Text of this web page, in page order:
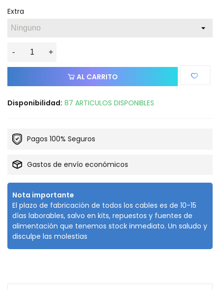
Extra
- +
AL CARRITO
Disponibilidad: 87 ARTICULOS DISPONIBLES
Pagos 100% Seguros
Gastos de envío económicos
Nota importante
El plazo de fabricación de todos los cables es de 10-15
días laborables, salvo en kits, repuestos y fuentes de
alimentación que tenemos stock inmediato. Un saludo y
disculpe las molestias